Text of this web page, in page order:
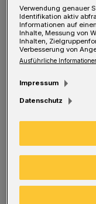
Symbolfoto.
Foto: WSW
zu einer
Stadtteil
keine
Einzelfällen zu
Verwendung genauer
Identifikation aktiv
Informationen auf
Inhalte, Messung von
Inhalten,
Verbesserung von
Ausführliche
Impressum
Datenschutz